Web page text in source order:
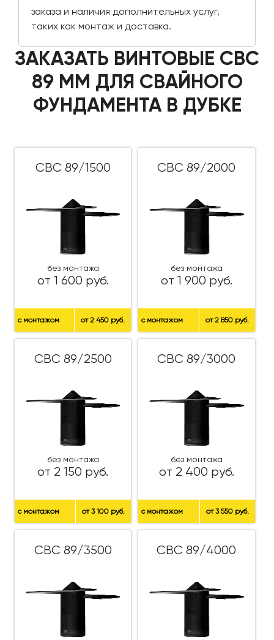
заказа и наличия дополнительных услуг,
таких как монтаж и доставка.
ЗАКАЗАТЬ ВИНТОВЫЕ СВС
89 ММ ДЛЯ СВАЙНОГО
ФУНДАМЕНТА В ДУБКЕ
СВС 89/1500
без монтажа
от 1 600 руб.
с монтажом от 2 450 руб.
СВС 89/2000
без монтажа
от 1 900 руб.
с монтажом от 2 850 руб.
СВС 89/2500
без монтажа
от 2 150 руб.
с монтажом от 3 100 руб.
СВС 89/3000
без монтажа
от 2 400 руб.
с монтажом от 3 550 руб.
СВС 89/3500 СВС 89/4000